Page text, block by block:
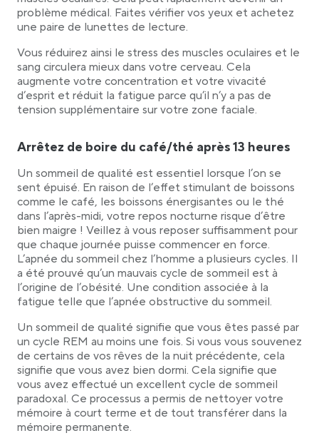
problème médical. Faites vérifier vos yeux et achetez
une paire de lunettes de lecture.
Vous réduirez ainsi le stress des muscles oculaires et le
sang circulera mieux dans votre cerveau. Cela
augmente votre concentration et votre vivacité
d’esprit et réduit la fatigue parce qu’il n’y a pas de
tension supplémentaire sur votre zone faciale.
Arrêtez de boire du café/thé après 13 heures
Un sommeil de qualité est essentiel lorsque l’on se
sent épuisé. En raison de l’effet stimulant de boissons
comme le café, les boissons énergisantes ou le thé
dans l’après-midi, votre repos nocturne risque d’être
bien maigre ! Veillez à vous reposer suffisamment pour
que chaque journée puisse commencer en force.
L’apnée du sommeil chez l’homme a plusieurs cycles. Il
a été prouvé qu’un mauvais cycle de sommeil est à
l’origine de l’obésité. Une condition associée à la
fatigue telle que l’apnée obstructive du sommeil.
Un sommeil de qualité signifie que vous êtes passé par
un cycle REM au moins une fois. Si vous vous souvenez
de certains de vos rêves de la nuit précédente, cela
signifie que vous avez bien dormi. Cela signifie que
vous avez effectué un excellent cycle de sommeil
paradoxal. Ce processus a permis de nettoyer votre
mémoire à court terme et de tout transférer dans la
mémoire permanente.